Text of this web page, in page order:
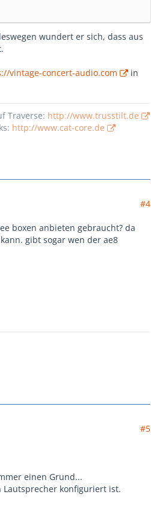
wundert er sich, dass aus
vintage-concert-audio.com
in
Traverse: http://www.trusstilt.de
http://www.cat-core.de
#4
boxen anbieten gebraucht? da
gibt sogar wen der ae8
#5
einen Grund...
Lautsprecher konfiguriert ist.